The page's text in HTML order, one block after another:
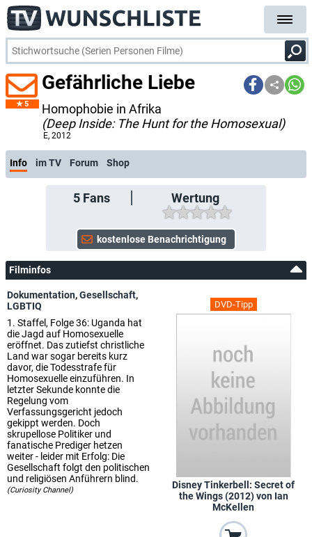
5
Gefährliche Liebe
Homophobie in Afrika
(Deep Inside: The Hunt for the Homosexual)
E, 2012
Info im TV Forum Shop
5Fans Wertung
Filminfos
DVD-Tipp
Disney Tinkerbell: Secret of
the Wings (2012) von Ian
McKellen
Dokumentation,Gesellschaft,
LGBTIQ
1. Staffel, Folge 36: Uganda hat
die Jagd auf Homosexuelle
eröffnet. Das zutiefst christliche
Land war sogar bereits kurz
davor, die Todesstrafe für
Homosexuelle einzuführen. In
letzter Sekunde konnte die
Regelung vom
Verfassungsgericht jedoch
gekippt werden. Doch
skrupellose Politiker und
fanatische Prediger hetzen
weiter - leider mit Erfolg: Die
Gesellschaft folgt den politischen
und religiösen Anführern blind.
(Curiosity Channel)